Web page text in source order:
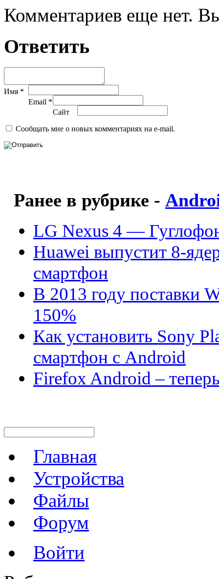
Комментариев еще нет.
Ответить
Имя *
Email *
Сайт
Сообщать мне о новых комментариях на e-mail.
Ранее в рубрике -
LG Nexus 4 —
Huawei выпустит 8-
смартфон
В 2013 году поставки
150%
Как установить Sony
смартфон с Android
Firefox Android –
Главная
Устройства
Файлы
Форум
Войти